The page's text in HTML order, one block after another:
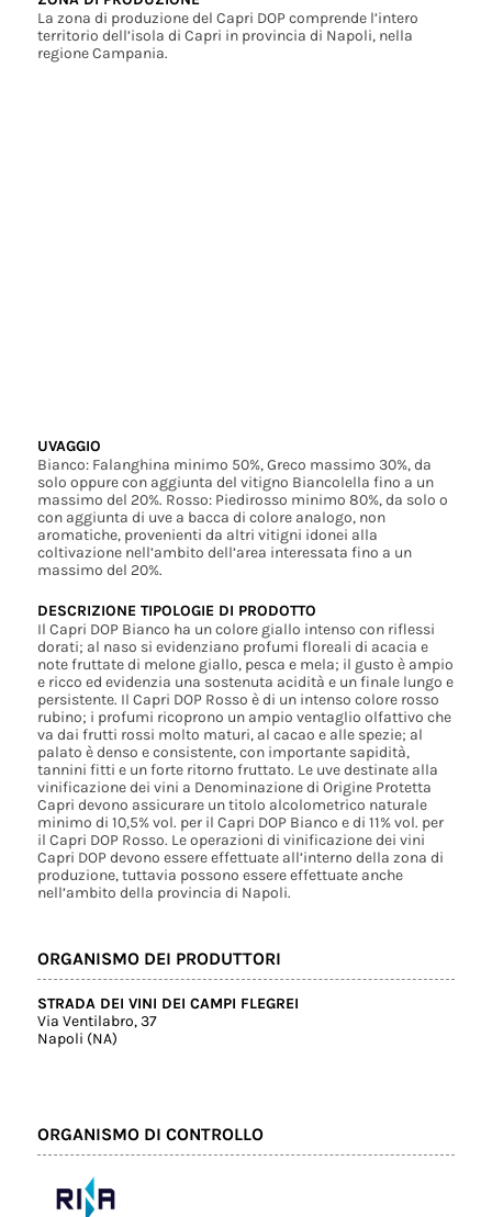
La zona di produzione del Capri DOP comprende l’intero
territorio dell’isola di Capri in provincia di Napoli, nella
regione Campania.
UVAGGIO
Bianco: Falanghina minimo 50%, Greco massimo 30%, da
solo oppure con aggiunta del vitigno Biancolella fino a un
massimo del 20%. Rosso: Piedirosso minimo 80%, da solo o
con aggiunta di uve a bacca di colore analogo, non
aromatiche, provenienti da altri vitigni idonei alla
coltivazione nell’ambito dell’area interessata fino a un
massimo del 20%.
DESCRIZIONE TIPOLOGIE DI PRODOTTO
Il Capri DOP Bianco ha un colore giallo intenso con riflessi
dorati; al naso si evidenziano profumi floreali di acacia e
note fruttate di melone giallo, pesca e mela; il gusto è ampio
e ricco ed evidenzia una sostenuta acidità e un finale lungo e
persistente. Il Capri DOP Rosso è di un intenso colore rosso
rubino; i profumi ricoprono un ampio ventaglio olfattivo che
va dai frutti rossi molto maturi, al cacao e alle spezie; al
palato è denso e consistente, con importante sapidità,
tannini fitti e un forte ritorno fruttato. Le uve destinate alla
vinificazione dei vini a Denominazione di Origine Protetta
Capri devono assicurare un titolo alcolometrico naturale
minimo di 10,5% vol. per il Capri DOP Bianco e di 11% vol. per
il Capri DOP Rosso. Le operazioni di vinificazione dei vini
Capri DOP devono essere effettuate all’interno della zona di
produzione, tuttavia possono essere effettuate anche
nell’ambito della provincia di Napoli.
ORGANISMO DEI PRODUTTORI
STRADA DEI VINI DEI CAMPI FLEGREI
Via Ventilabro, 37
Napoli (NA)
ORGANISMO DI CONTROLLO